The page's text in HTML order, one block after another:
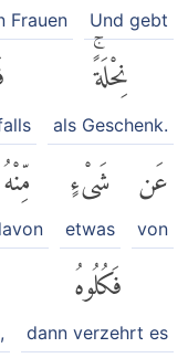
Und gebt
Frauen
نِحْلَةًۚ
als Geschenk.
عَن
von
شَىْءٍ
etwas
مِّنْهُ
فَكُلُوهُ
dann verzehrt es